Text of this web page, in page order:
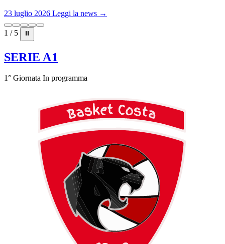
23 luglio 2026 Leggi la news →
1 / 5 ⏸
SERIE A1
1° Giornata In programma